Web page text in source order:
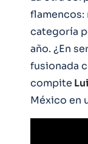
flamencos:
categoría
año. ¿En
fusionada
compite
México en